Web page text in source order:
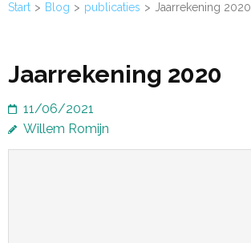
Start > Blog > publicaties > Jaarrekening 2020
Jaarrekening 2020
11/06/2021
Willem Romijn